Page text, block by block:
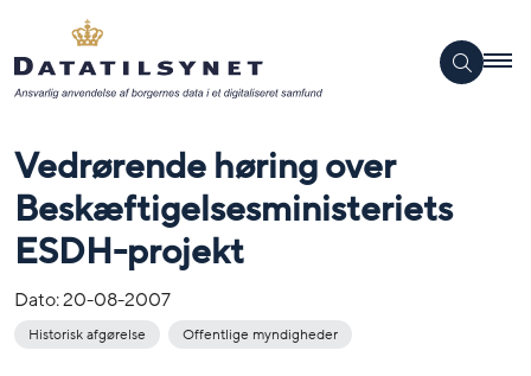
Vedrørende høring over
Beskæftigelsesministeriets
ESDH-projekt
Dato:20-08-2007
Historisk afgørelse Offentlige myndigheder